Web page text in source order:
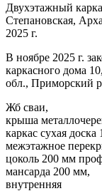
Двухэтажный
Степановская,
2025 г.
В ноябре 2025 г.
каркасного дома
обл., Приморский
Жб сваи,
крыша
каркас сухая доска
межэтажное
цоколь 200 мм
мансарда 200 мм,
внутренняя